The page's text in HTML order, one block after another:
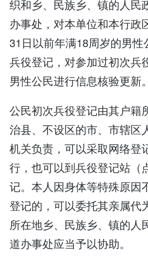
织和乡、民族乡、镇的人民
办事处，对本单位和本行政
31日以前年满18周岁的男性
兵役登记，对参加过初次兵
男性公民进行信息核验更新。
公民初次兵役登记由其户籍
治县、不设区的市、市辖区
机关负责，可以采取网络登
行，也可以到兵役登记站（
记。本人因身体等特殊原因
登记的，可以委托其亲属代
所在地乡、民族乡、镇的人
道办事处应当予以协助。